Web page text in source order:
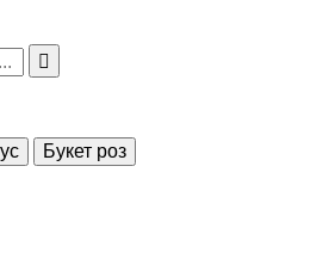
Букет роз